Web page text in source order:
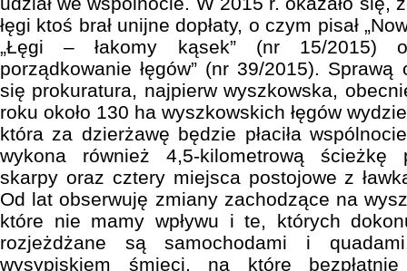
łęgi ktoś brał unijne dopłaty, o czym pisał
„Łęgi – łakomy kąsek” (nr 15/2015)
porządkowanie łęgów” (nr 39/2015).
się prokuratura, najpierw wyszkowska,
roku około 130 ha wyszkowskich łęgów
która za dzierżawę będzie płaciła
wykona również 4,5-kilometrową ścieżkę
skarpy oraz cztery miejsca postojowe z
Od lat obserwuję zmiany zachodzące na
które nie mamy wpływu i te, których
rozjeżdżane są samochodami i
wysypiskiem śmieci, na które